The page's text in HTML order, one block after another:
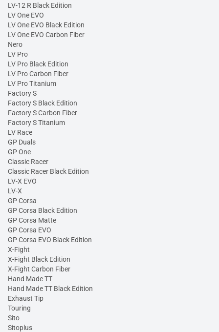
LV-12 R Black Edition
LV One EVO
LV One EVO Black Edition
LV One EVO Carbon Fiber
Nero
LV Pro
LV Pro Black Edition
LV Pro Carbon Fiber
LV Pro Titanium
Factory S
Factory S Black Edition
Factory S Carbon Fiber
Factory S Titanium
LV Race
GP Duals
GP One
Classic Racer
Classic Racer Black Edition
LV-X EVO
LV-X
GP Corsa
GP Corsa Black Edition
GP Corsa Matte
GP Corsa EVO
GP Corsa EVO Black Edition
X-Fight
X-Fight Black Edition
X-Fight Carbon Fiber
Hand Made TT
Hand Made TT Black Edition
Exhaust Tip
Touring
Sito
Sitoplus